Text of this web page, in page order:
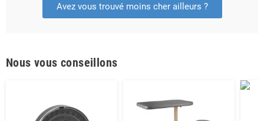
Avez vous trouvé moins cher ailleurs ?
Nous vous conseillons